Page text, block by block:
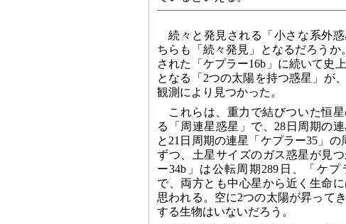
続々と発見される「小さな系外
ちらも「続々発見」となるだろうか
された「ケプラー16b」に続いて史
となる「2つの太陽を持つ惑星」が
観測により見つかった。
これらは、重力で結びついた恒
る「周連星惑星」で、28日周期の連
と21日周期の連星「ケプラー35」の
ずつ、土星サイズのガス惑星が見
ー34b」は公転周期289日、「ケプ
で、両方とも中心星から近く生命
思われる。空に2つの太陽が昇って
する生物はいないだろう。